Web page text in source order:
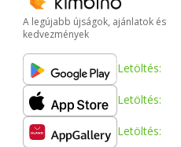
A legújabb újságok, ajánlatok és
kedvezmények
Letöltés:
Letöltés:
Letöltés: